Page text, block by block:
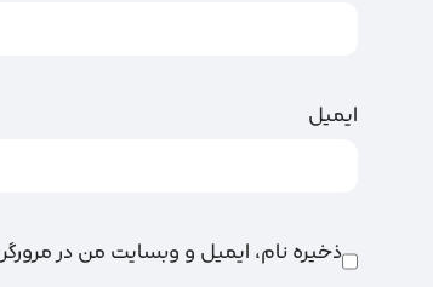
ایمیل
ذخیره نام، ایمیل و وبسایت من در